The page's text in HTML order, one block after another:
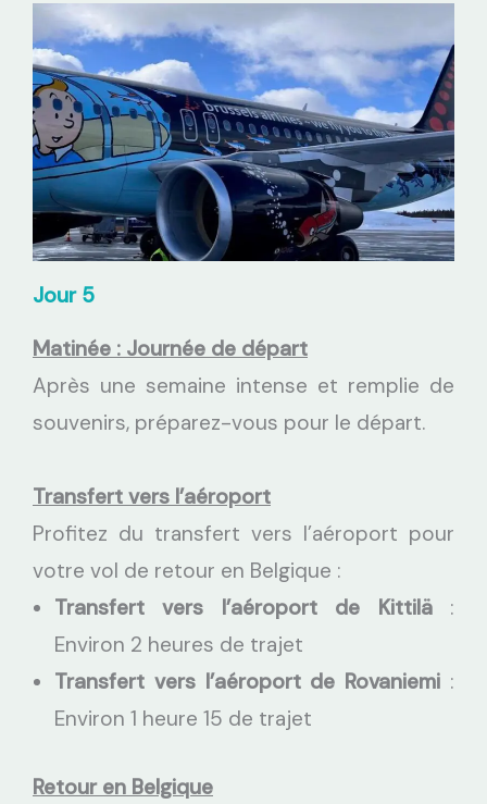
Jour 5
Matinée : Journée de départ
Après une semaine intense et remplie de
souvenirs, préparez-vous pour le départ.
Transfert vers l’aéroport
Profitez du transfert vers l’aéroport pour
votre vol de retour en Belgique :
Transfert vers l’aéroport de Kittilä:
Environ 2 heures de trajet
Transfert vers l’aéroport de Rovaniemi :
Environ 1 heure 15 de trajet
Retour en Belgique